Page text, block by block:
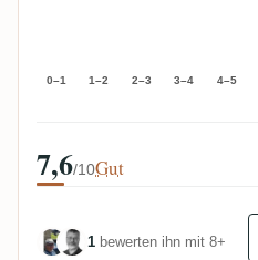
0–1 1–2 2–3 3–4 4–5
7,6/10Gut
1 bewerten ihn mit 8+